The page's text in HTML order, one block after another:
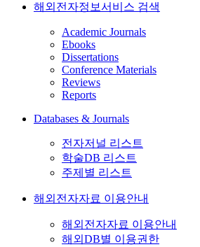
해외전자정보서비스 검색
Academic Journals
Ebooks
Dissertations
Conference Materials
Reviews
Reports
Databases & Journals
전자저널 리스트
학술DB 리스트
주제별 리스트
해외전자자료 이용안내
해외전자자료 이용안내
해외DB별 이용권한